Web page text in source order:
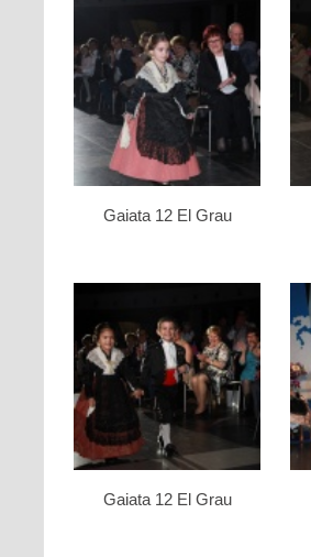
Gaiata 12 El Grau
Gaiata 12 El Grau